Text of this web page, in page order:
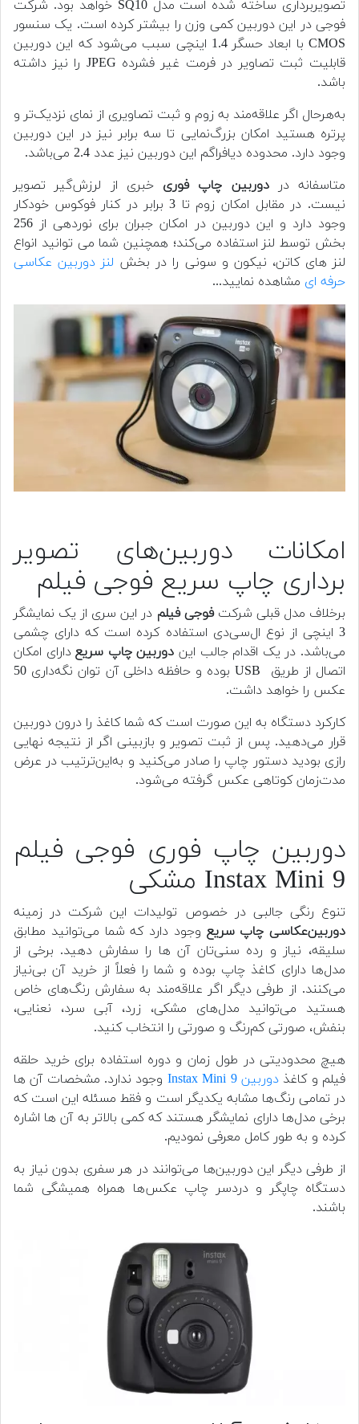
تصویربرداری ساخته شده است مدل SQ10 خواهد بود. شرکت
فوجی در این دوربین کمی وزن را بیشتر کرده است. یک سنسور
CMOS با ابعاد حسگر 1.4 اینچی سبب می‌شود که این دوربین
قابلیت ثبت تصاویر در فرمت غیر فشرده JPEG را نیز داشته
باشد.
به‌هرحال اگر علاقه‌مند به زوم و ثبت تصاویری از نمای نزدیک‌تر و
پرتره هستید امکان بزرگ‌نمایی تا سه برابر نیز در این دوربین
وجود دارد. محدوده دیافراگم این دوربین نیز عدد 2.4 می‌باشد.
متاسفانه دردوربین چاپ فوری خبری از لرزش‌گیر تصویر
نیست. در مقابل امکان زوم تا 3 برابر در کنار فوکوس خودکار
وجود دارد و این دوربین در امکان جبران برای نوردهی از 256
بخش توسط لنز استفاده می‌کند؛ همچنین شما می توانید انواع
لنز های کاتن، نیکون و سونی را در بخش لنز دوربین عکاسی
حرفه ای مشاهده نمایید...
امکانات دوربین‌های تصویر
برداری چاپ سریع فوجی فیلم
برخلاف مدل قبلی شرکتفوجی فیلم در این سری از یک نمایشگر
3 اینچی از نوع ال‌سی‌دی استفاده کرده است که دارای چشمی
می‌باشد. در یک اقدام جالب ایندوربین چاپ سریعدارای امکان
اتصال از طریق USB بوده و حافظه داخلی آن توان نگه‌داری 50
عکس را خواهد داشت.
کارکرد دستگاه به این صورت است که شما کاغذ را درون دوربین
قرار می‌دهید. پس از ثبت تصویر و بازبینی اگر از نتیجه نهایی
رازی بودید دستور چاپ را صادر می‌کنید و به‌این‌ترتیب در عرض
مدت‌زمان کوتاهی عکس گرفته می‌شود.
دوربین چاپ فوری فوجی فیلم
Instax Mini 9 مشکی
تنوع رنگی جالبی در خصوص تولیدات این شرکت در زمینه
دوربین‌عکاسی چاپ سریع وجود دارد که شما می‌توانید مطابق
سلیقه، نیاز و رده سنی‌تان آن ها را سفارش دهید. برخی از
مدل‌ها دارای کاغذ چاپ بوده و شما را فعلاً از خرید آن بی‌نیاز
می‌کنند. از طرفی دیگر اگر علاقه‌مند به سفارش رنگ‌های خاص
هستید می‌توانید مدل‌های مشکی، زرد، آبی سرد، نعنایی،
بنفش، صورتی کم‌رنگ و صورتی را انتخاب کنید.
هیچ محدودیتی در طول زمان و دوره استفاده برای خرید حلقه
فیلم و کاغذدوربین Instax Mini 9
وجود ندارد. مشخصات آن ها
در تمامی رنگ‌ها مشابه یکدیگر است و فقط مسئله این است که
برخی مدل‌ها دارای نمایشگر هستند که کمی بالاتر به آن ها اشاره
کرده و به طور کامل معرفی نمودیم.
از طرفی دیگر این دوربین‌ها می‌توانند در هر سفری بدون نیاز به
دستگاه چاپگر و دردسر چاپ عکس‌ها همراه همیشگی شما
باشند.